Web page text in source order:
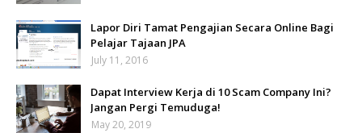
Lapor Diri Tamat Pengajian Secara Online Bagi
Pelajar Tajaan JPA
July 11, 2016
Dapat Interview Kerja di 10 Scam Company Ini?
Jangan Pergi Temuduga!
May 20, 2019